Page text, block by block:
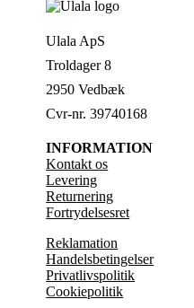
Ulala ApS
Troldager 8
2950 Vedbæk
Cvr-nr. 39740168
INFORMATION
Kontakt os
Levering
Returnering
Fortrydelsesret
Reklamation
Handelsbetingelser
Privatlivspolitik
Cookiepolitik